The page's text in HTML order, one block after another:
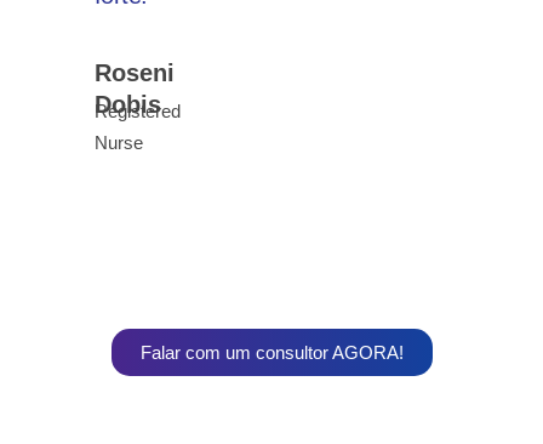
Roseni
Dobis
Registered
Nurse
Falar com um consultor AGORA!